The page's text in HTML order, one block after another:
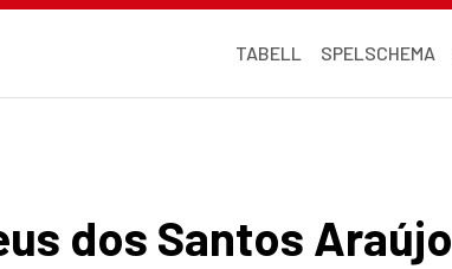
TABELL SPELSCHEMA
dos Santos Araújo